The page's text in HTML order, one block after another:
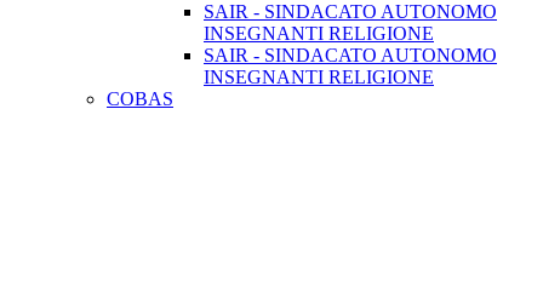
SAIR - SINDACATO AUTONOMO
INSEGNANTI RELIGIONE
SAIR - SINDACATO AUTONOMO
INSEGNANTI RELIGIONE
COBAS